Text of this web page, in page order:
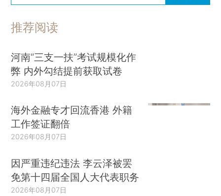
推荐阅读
河南“三支一扶”考试规模化作
弊 内外勾结提前获取试卷
2026年08月07日
海外金融专才回流香港 外籍
工作签证翻倍
2026年08月07日
因严重违纪违法 李云泽被罢
免第十四届全国人大代表职务
2026年08月07日